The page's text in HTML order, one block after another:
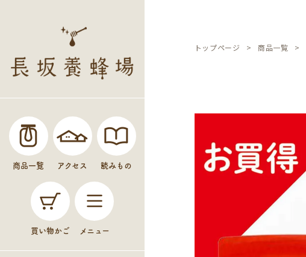
商品一覧 アクセス 読みもの
買い物かご メニュー
トップページ 商品一覧